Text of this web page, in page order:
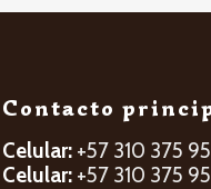
Contacto
Celular: +57 310 375
Celular: +57 310 375